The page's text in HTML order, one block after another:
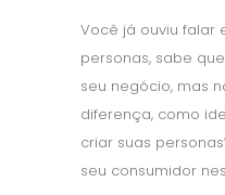
Você já ouviu falar
personas, sabe
seu negócio, mas
diferença, como
criar suas
seu consumidor